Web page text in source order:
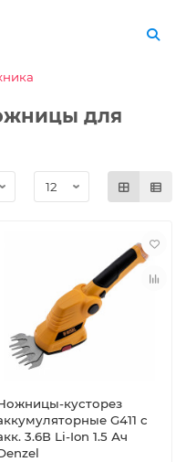
для
кусторез
G411 с
3.6В Li-Ion 1.5 Ач